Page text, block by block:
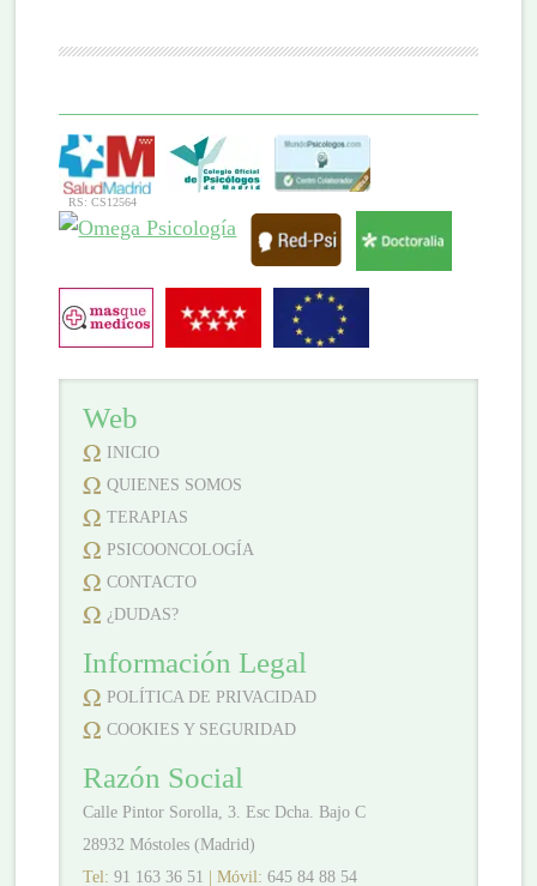
RS: CS12564
Web
INICIO
QUIENES SOMOS
TERAPIAS
PSICOONCOLOGÍA
CONTACTO
¿DUDAS?
Información Legal
POLÍTICA DE PRIVACIDAD
COOKIES Y SEGURIDAD
Razón Social
Calle Pintor Sorolla, 3. Esc Dcha. Bajo C
28932 Móstoles (Madrid)
Tel:91 163 36 51 | Móvil:645 84 88 54